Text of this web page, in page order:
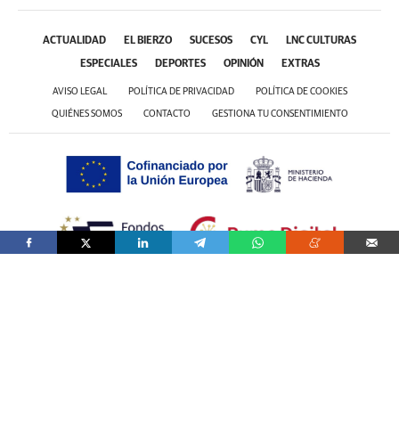
ACTUALIDAD EL BIERZO SUCESOS CYL LNC CULTURAS
ESPECIALES DEPORTES OPINIÓN EXTRAS
AVISO LEGAL POLÍTICA DE PRIVACIDAD POLÍTICA DE COOKIES
QUIÉNES SOMOS CONTACTO GESTIONA TU CONSENTIMIENTO